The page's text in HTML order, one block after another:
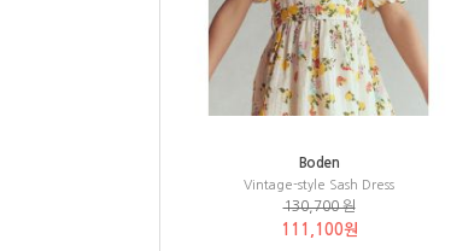
Boden
Vintage-style Sash Dress
130,700 원
111,100원